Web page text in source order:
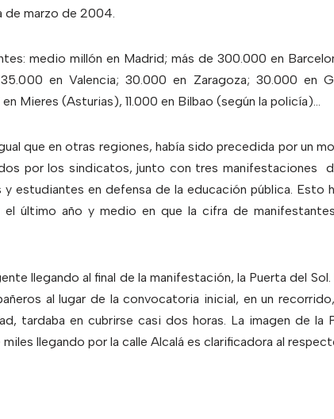
de marzo de 2004.
medio millón en Madrid; más de 300.000 en
en Valencia; 30.000 en Zaragoza; 30.000 en
Mieres (Asturias), 11.000 en Bilbao (según la policía)…
que en otras regiones, había sido precedida por un
por los sindicatos, junto con tres manifestaciones
estudiantes en defensa de la educación pública. Esto
el último año y medio en que la cifra de
llegando al final de la manifestación, la Puerta del Sol.
al lugar de la convocatoria inicial, en un
tardaba en cubrirse casi dos horas. La imagen de la
llegando por la calle Alcalá es clarificadora al